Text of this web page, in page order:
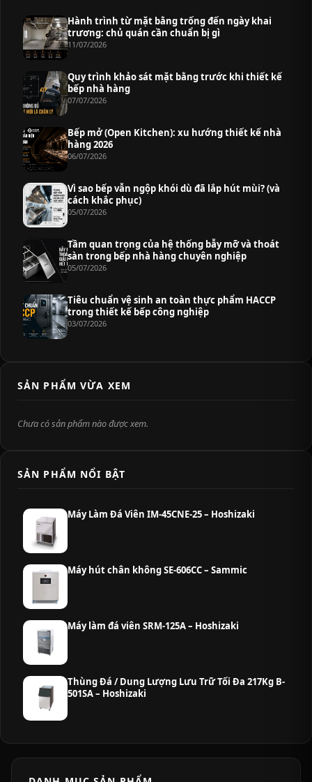
Hành trình từ mặt bằng trống đến ngày khai
trương: chủ quán cần chuẩn bị gì
11/07/2026
Quy trình khảo sát mặt bằng trước khi thiết kế
bếp nhà hàng
07/07/2026
Bếp mở (Open Kitchen): xu hướng thiết kế nhà
hàng 2026
06/07/2026
Vì sao bếp vẫn ngộp khói dù đã lắp hút mùi? (và
cách khắc phục)
05/07/2026
Tầm quan trọng của hệ thống bẫy mỡ và thoát
sàn trong bếp nhà hàng chuyên nghiệp
05/07/2026
Tiêu chuẩn vệ sinh an toàn thực phẩm HACCP
trong thiết kế bếp công nghiệp
03/07/2026
SẢN PHẨM VỪA XEM
Chưa có sản phẩm nào được xem.
SẢN PHẨM NỔI BẬT
Máy Làm Đá Viên IM-45CNE-25 – Hoshizaki
Máy hút chân không SE-606CC – Sammic
Máy làm đá viên SRM-125A – Hoshizaki
Thùng Đá / Dung Lượng Lưu Trữ Tối Đa 217Kg B-
501SA – Hoshizaki